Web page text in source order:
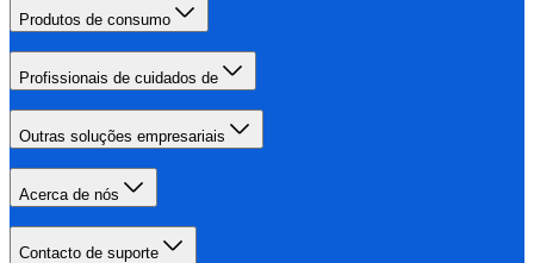
Produtos de consumo
Profissionais de cuidados de
Outras soluções empresariais
Acerca de nós
Contacto de suporte